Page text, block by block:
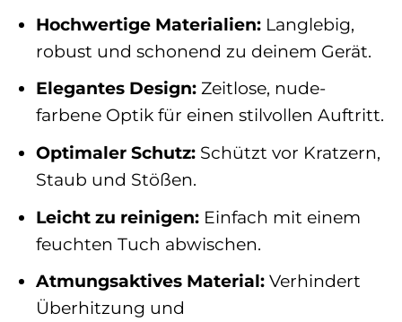
Hochwertige Materialien: Langlebig,
robust und schonend zu deinem Gerät.
Elegantes Design: Zeitlose, nude-
farbene Optik für einen stilvollen Auftritt.
Optimaler Schutz: Schützt vor Kratzern,
Staub und Stößen.
Leicht zu reinigen: Einfach mit einem
feuchten Tuch abwischen.
Atmungsaktives Material: Verhindert
Überhitzung und